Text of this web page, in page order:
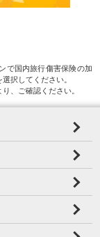
で国内旅行傷害保険の加
択してください。
り、ご確認ください。